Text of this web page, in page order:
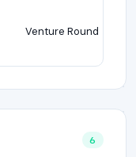
Venture Round
6